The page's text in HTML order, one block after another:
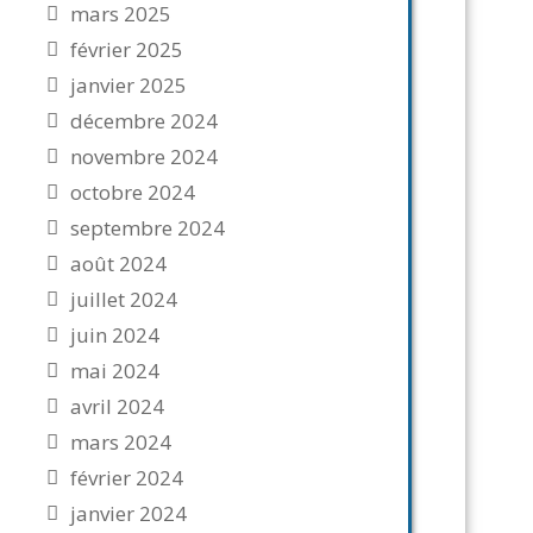
mars 2025
février 2025
janvier 2025
décembre 2024
novembre 2024
octobre 2024
septembre 2024
août 2024
juillet 2024
juin 2024
mai 2024
avril 2024
mars 2024
février 2024
janvier 2024